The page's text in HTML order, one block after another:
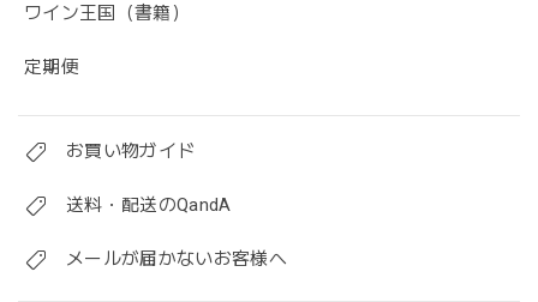
ワイン王国（書籍）
定期便
お買い物ガイド
送料・配送のQandA
メールが届かないお客様へ